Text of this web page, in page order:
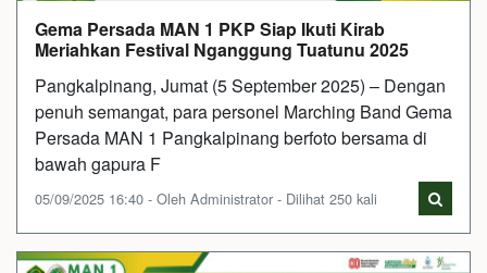
Gema Persada MAN 1 PKP Siap Ikuti Kirab
Meriahkan Festival Nganggung Tuatunu 2025
Pangkalpinang, Jumat (5 September 2025) – Dengan
penuh semangat, para personel Marching Band Gema
Persada MAN 1 Pangkalpinang berfoto bersama di
bawah gapura F
05/09/2025 16:40 - Oleh Administrator - Dilihat 250 kali